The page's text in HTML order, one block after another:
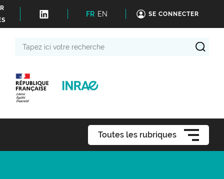
FR EN SE CONNECTER
Toutes les rubriques